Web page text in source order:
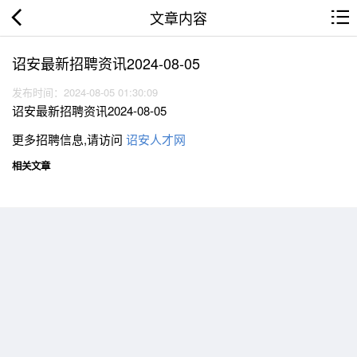
文章内容
诏安最新招聘资讯2024-08-05
发布时间：2024-08-05 01:30:09
诏安最新招聘资讯2024-08-05
更多招聘信息,请访问 诏安人才网
相关文章